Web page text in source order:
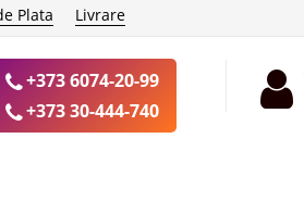
Plata Livrare
+373 6074-20-99
+373 30-444-740